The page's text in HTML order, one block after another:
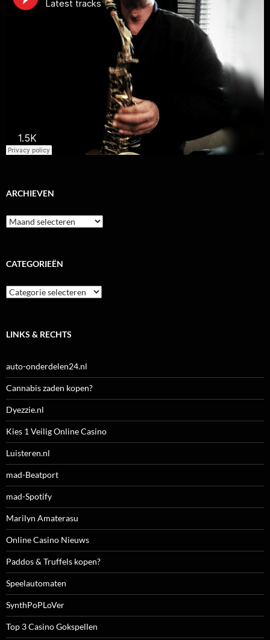
ARCHIEVEN
Archieven
CATEGORIEËN
Categorieën
LINKS & RECHTS
auto-onderdelen24.nl
Cannabis zaden kopen?
Dyezzie.nl
Kies 1 Veilig Online Casino
Luisteren.nl
mad-Beatport
mad-Spotify
Marilyn Amaterasu
Online Casino Nieuws
Paddos & Truffels kopen?
Speelautomaten
SynthPoPLoVer
Top 3 Casino Gokspellen